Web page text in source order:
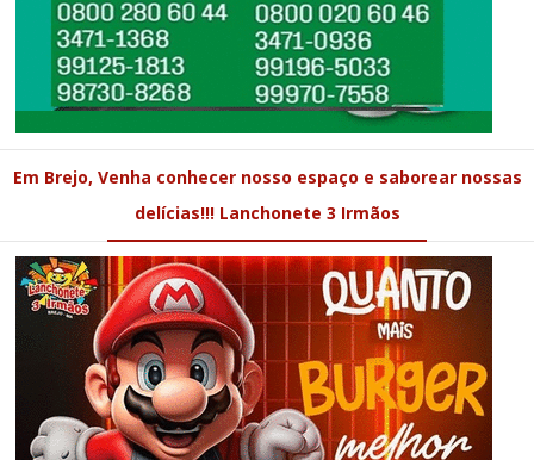
Em Brejo, Venha conhecer nosso espaço e saborear nossas
delícias!!! Lanchonete 3 Irmãos